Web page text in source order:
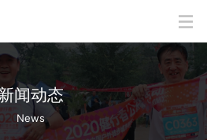
闻动态
News